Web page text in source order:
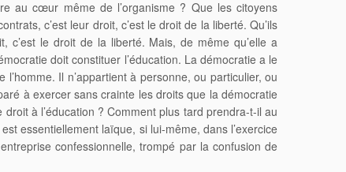
au cœur même de l’organisme ? Que les citoyens
c’est leur droit, c’est le droit de la liberté. Qu’ils
c’est le droit de la liberté. Mais, de même qu’elle a
doit constituer l’éducation. La démocratie a le
Il n’appartient à personne, ou particulier, ou
à exercer sans crainte les droits que la démocratie
à l’éducation ? Comment plus tard prendra-t-il au
essentiellement laïque, si lui-même, dans l’exercice
confessionnelle, trompé par la confusion de